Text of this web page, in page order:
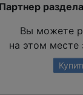
Партнер раздела
Вы можете
на этом месте